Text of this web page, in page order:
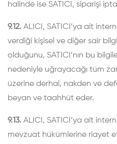
halinde ise SATICI, siparişi
9.12. ALICI, SATICI’ya ait
verdiği kişisel ve diğer sair
olduğunu, SATICI’nın bu
nedeniyle uğrayacağı tüm
üzerine derhal, nakden ve
beyan ve taahhüt eder.
9.13. ALICI, SATICI’ya ait
mevzuat hükümlerine riayet